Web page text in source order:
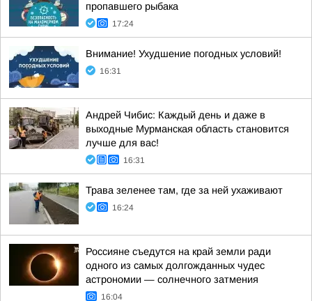
пропавшего рыбака
17:24
Внимание! Ухудшение погодных условий!
16:31
Андрей Чибис: Каждый день и даже в
выходные Мурманская область становится
лучше для вас!
16:31
Трава зеленее там, где за ней ухаживают
16:24
Россияне съедутся на край земли ради
одного из самых долгожданных чудес
астрономии — солнечного затмения
16:04